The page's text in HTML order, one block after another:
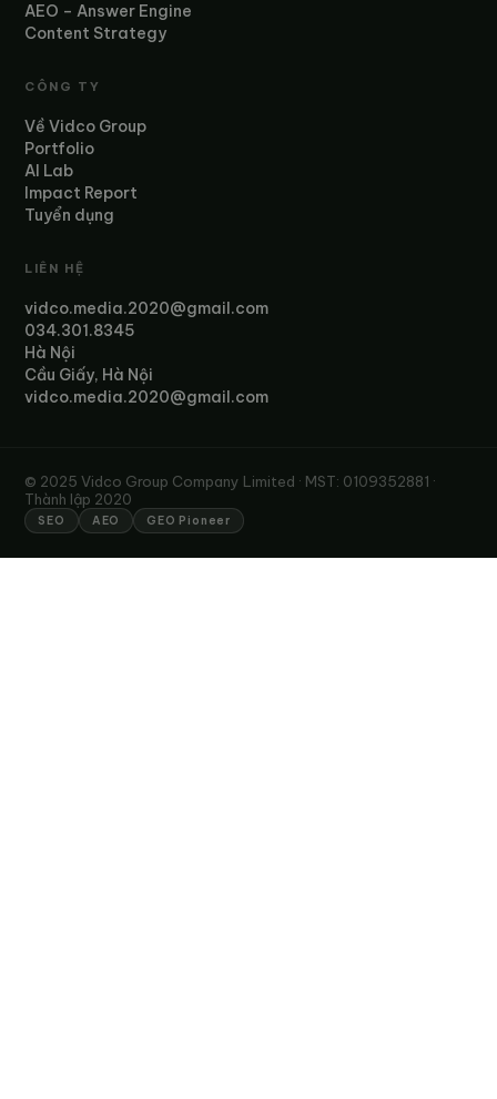
AEO – Answer Engine
Content Strategy
CÔNG TY
Về Vidco Group
Portfolio
AI Lab
Impact Report
Tuyển dụng
LIÊN HỆ
vidco.media.2020@gmail.com
034.301.8345
Hà Nội
Cầu Giấy, Hà Nội
vidco.media.2020@gmail.com
© 2025 Vidco Group Company Limited · MST: 0109352881 ·
Thành lập 2020
SEO AEO GEO Pioneer